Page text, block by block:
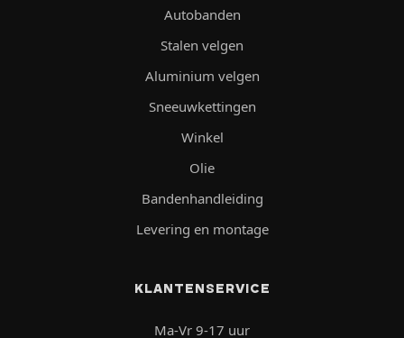
Autobanden
Stalen velgen
Aluminium velgen
Sneeuwkettingen
Winkel
Olie
Bandenhandleiding
Levering en montage
KLANTENSERVICE
Ma-Vr 9-17 uur